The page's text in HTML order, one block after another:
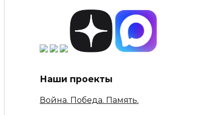
Наши проекты
Война. Победа. Память.